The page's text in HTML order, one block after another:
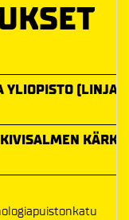
(LINJA
KIVISALMEN KÄRKI